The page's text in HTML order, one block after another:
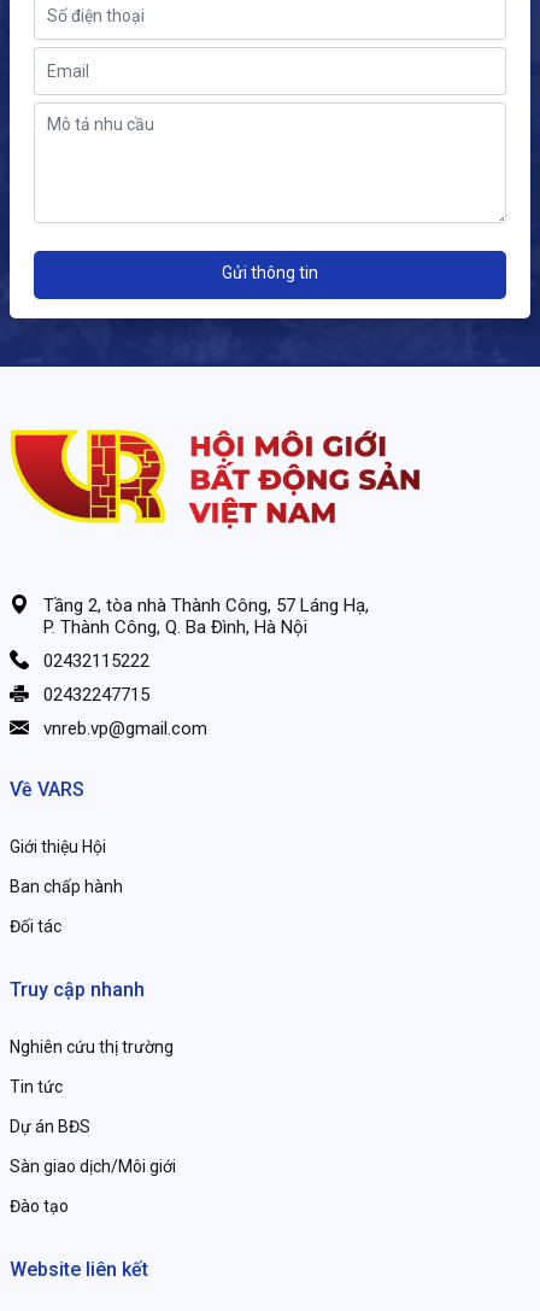
Gửi thông tin
Tầng 2, tòa nhà Thành Công, 57 Láng Hạ,
P. Thành Công, Q. Ba Đình, Hà Nội
02432115222
02432247715
vnreb.vp@gmail.com
Về VARS
Giới thiệu Hội
Ban chấp hành
Đối tác
Truy cập nhanh
Nghiên cứu thị trường
Tin tức
Dự án BĐS
Sàn giao dịch/Môi giới
Đào tạo
Website liên kết